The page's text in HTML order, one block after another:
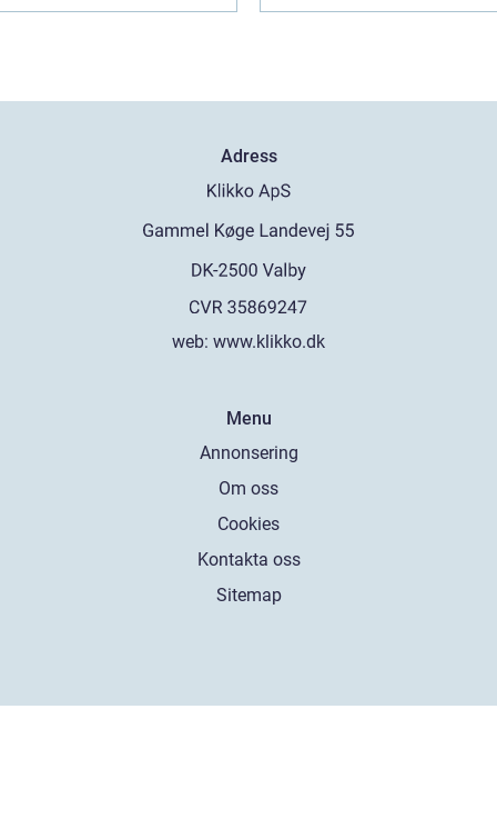
Adress
web: www.klikko.dk
Menu
Annonsering
Om oss
Cookies
Kontakta oss
Sitemap